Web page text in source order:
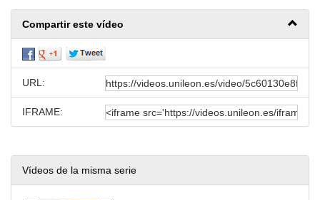
Compartir este vídeo
URL:
IFRAME:
Vídeos de la misma serie